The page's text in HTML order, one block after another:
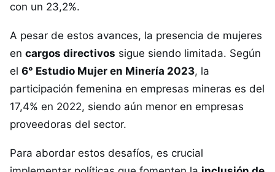
con un 23,2%.
A pesar de estos avances, la presencia de mujeres
en cargos directivos sigue siendo limitada. Según
el 6° Estudio Mujer en Minería 2023, la
participación femenina en empresas mineras es del
17,4% en 2022, siendo aún menor en empresas
proveedoras del sector.
Para abordar estos desafíos, es crucial